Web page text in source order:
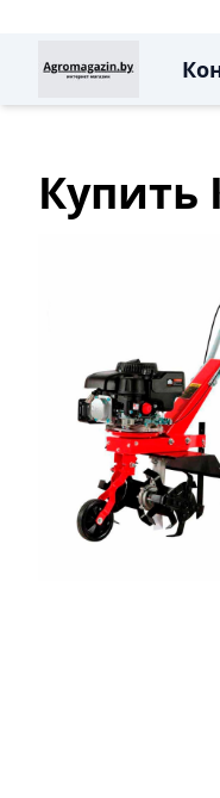
Купить